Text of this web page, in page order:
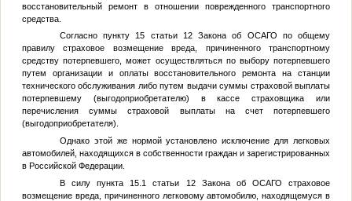
восстановительный ремонт в отношении поврежденного транспортного
средства.
Согласно пункту 15 статьи 12 Закона об ОСАГО по общему
правилу страховое возмещение вреда, причиненного транспортному
средству потерпевшего, может осуществляться по выбору потерпевшего
путем организации и оплаты восстановительного ремонта на станции
технического обслуживания либо путем выдачи суммы страховой выплаты
потерпевшему (выгодоприобретателю) в кассе страховщика или
перечисления суммы страховой выплаты на счет потерпевшего
(выгодоприобретателя).
Однако этой же нормой установлено исключение для легковых
автомобилей, находящихся в собственности граждан и зарегистрированных
в Российской Федерации.
В силу пункта 15.1 статьи 12 Закона об ОСАГО страховое
возмещение вреда, причиненного легковому автомобилю, находящемуся в